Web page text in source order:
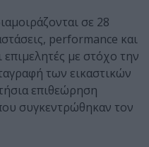
σε 28
performance και
με στόχο την
των εικαστικών
επιθεώρηση
συγκεντρώθηκαν τον